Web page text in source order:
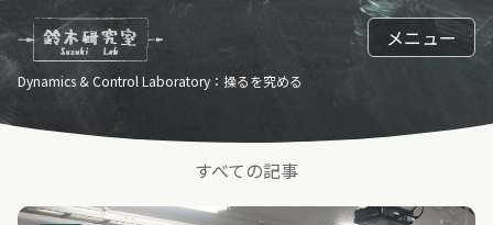
Dynamics & Control Laboratory：操るを究める
メニュー
すべての記事